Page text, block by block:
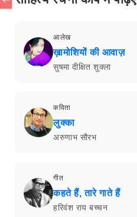
आलेख
ख़ामोशियों की आवाज़
सुषमा दीक्षित शुक्ला
कविता
लुक्का
अरुणाभ सौरभ
गीत
कहते हैं, तारे गाते हैं
हरिवंश राय बच्चन